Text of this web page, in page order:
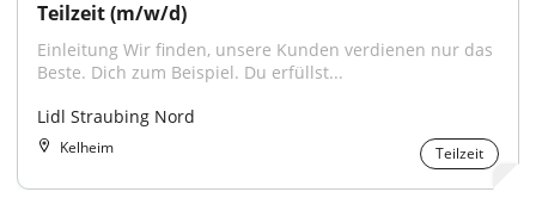
Teilzeit (m/w/d)
Einleitung Wir finden, unsere Kunden verdienen nur das
Beste. Dich zum Beispiel. Du erfüllst...
Lidl Straubing Nord
Kelheim Teilzeit